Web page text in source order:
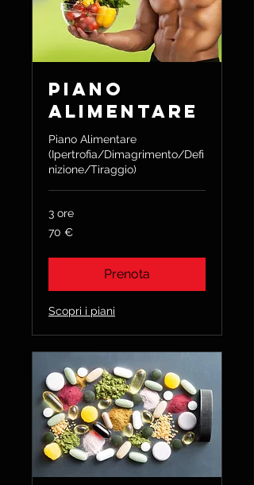
Piano
Alimentare
Piano Alimentare
(Ipertrofia/Dimagrimento/Defi
nizione/Tiraggio)
3 ore
70
euro
70 €
Prenota
Scopri i piani